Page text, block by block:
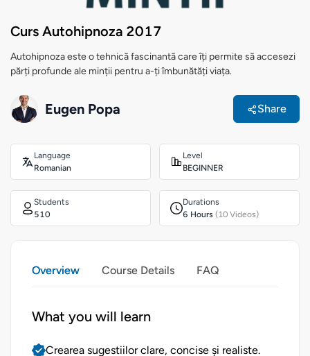
Curs Autohipnoza 2017
Autohipnoza este o tehnică fascinantă care îți permite să accesezi
părți profunde ale minții pentru a-ți îmbunătăți viața.
Eugen Popa Share
Language
Romanian
Level
BEGINNER
Students
510
Durations
6 Hours (10 Videos)
Overview Course Details FAQ
What you will learn
Crearea sugestiilor clare, concise și realiste.